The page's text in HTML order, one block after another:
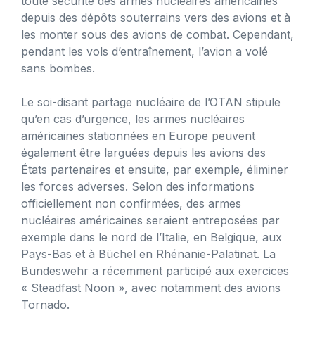
depuis des dépôts souterrains vers des avions et à
les monter sous des avions de combat. Cependant,
pendant les vols d’entraînement, l’avion a volé
sans bombes.
Le soi-disant partage nucléaire de l’OTAN stipule
qu’en cas d’urgence, les armes nucléaires
américaines stationnées en Europe peuvent
également être larguées depuis les avions des
États partenaires et ensuite, par exemple, éliminer
les forces adverses. Selon des informations
officiellement non confirmées, des armes
nucléaires américaines seraient entreposées par
exemple dans le nord de l’Italie, en Belgique, aux
Pays-Bas et à Büchel en Rhénanie-Palatinat. La
Bundeswehr a récemment participé aux exercices
« Steadfast Noon », avec notamment des avions
Tornado.